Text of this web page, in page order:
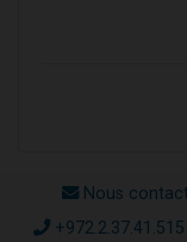
Nous
+972.2.37.41.515